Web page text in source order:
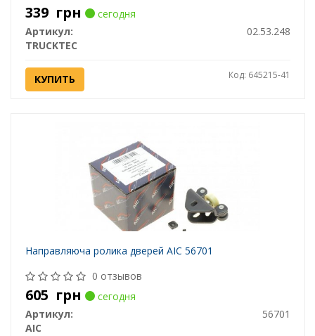
339 грн
сегодня
Артикул:
02.53.248
TRUCKTEC
КУПИТЬ Код: 645215-41
Направляюча ролика дверей AIC 56701
0 отзывов
605 грн
сегодня
Артикул:
56701
AIC